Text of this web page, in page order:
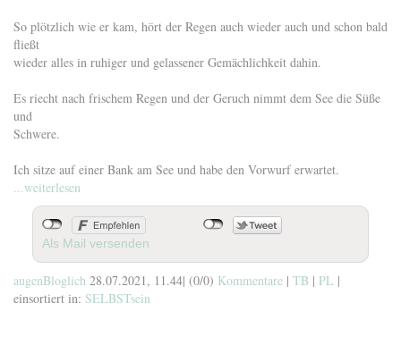
So plötzlich wie er kam, hört der Regen auch wieder auch und schon bald
fließt
wieder alles in ruhiger und gelassener Gemächlichkeit dahin.
Es riecht nach frischem Regen und der Geruch nimmt dem See die Süße
und
Schwere.
Ich sitze auf einer Bank am See und habe den Vorwurf erwartet.
...weiterlesen
Als Mail versenden
augenBloglich 28.07.2021, 11.44| (0/0) Kommentare | TB | PL |
einsortiert in: SELBSTsein